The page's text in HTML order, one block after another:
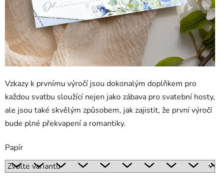
Vzkazy k prvnímu výročí jsou dokonalým doplňkem pro
každou svatbu sloužící nejen jako zábava pro svatební hosty,
ale jsou také skvělým způsobem, jak zajistit, že první výročí
bude plné překvapení a romantiky.
Papír